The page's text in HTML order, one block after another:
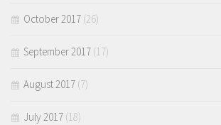
October 2017 (26)
September 2017 (17)
August 2017 (7)
July 2017 (18)